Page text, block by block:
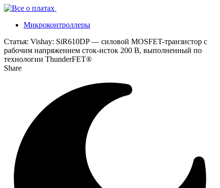
Микроконтроллеры
Статья: Vishay: SiR610DP — силовой MOSFET-транзистор с
рабочим напряжением сток-исток 200 В, выполненный по
технологии ThunderFET®
Share